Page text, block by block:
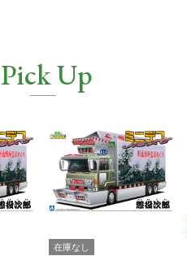
Pick Up
在庫なし